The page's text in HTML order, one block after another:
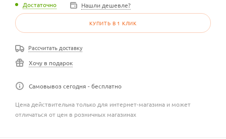
Достаточно Нашли дешевле?
КУПИТЬ В 1 КЛИК
Рассчитать доставку
Хочу в подарок
Самовывоз сегодня - бесплатно
Цена действительна только для интернет-магазина и может
отличаться от цен в розничных магазинах